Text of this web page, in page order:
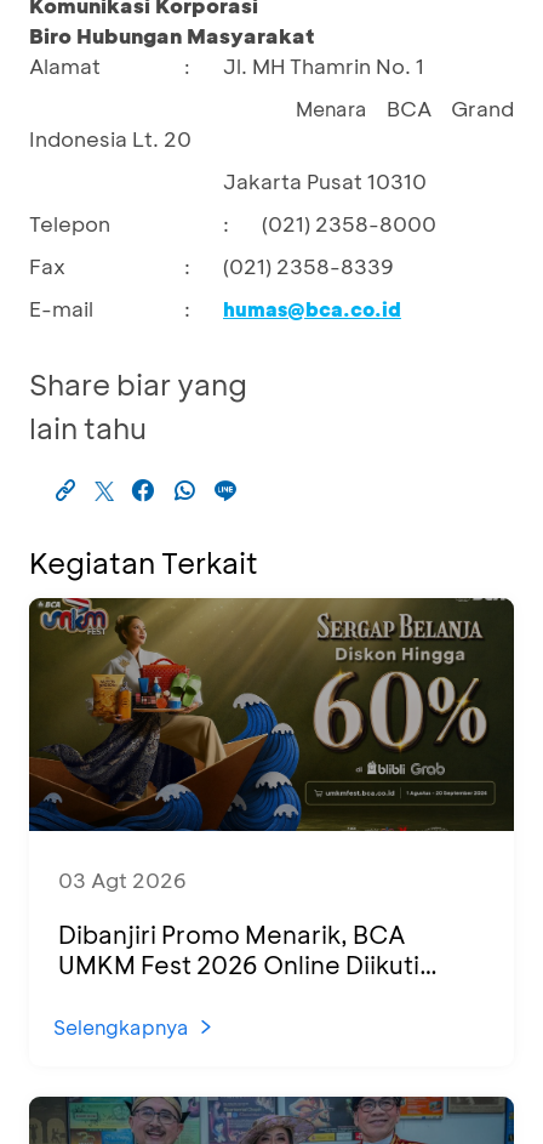
Biro Hubungan Masyarakat
Alamat
: Jl. MH Thamrin No. 1
Menara BCA Grand
Indonesia Lt. 20
Jakarta Pusat 10310
Telepon
:
(021) 2358-8000
Fax
:
(021) 2358-8339
E-mail
: humas@bca.co.id
Share biar yang
lain tahu
Kegiatan Terkait
03 Agt 2026
Dibanjiri Promo Menarik, BCA
UMKM Fest 2026 Online Diikuti
Selengkapnya